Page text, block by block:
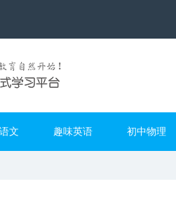
文 趣味英语 初中物理